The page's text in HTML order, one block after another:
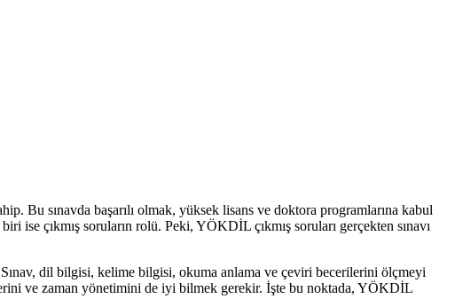
Bu sınavda başarılı olmak, yüksek lisans ve doktora programlarına kabul
çıkmış soruların rolü. Peki, YÖKDİL çıkmış soruları gerçekten sınavı
dil bilgisi, kelime bilgisi, okuma anlama ve çeviri becerilerini ölçmeyi
ve zaman yönetimini de iyi bilmek gerekir. İşte bu noktada, YÖKDİL